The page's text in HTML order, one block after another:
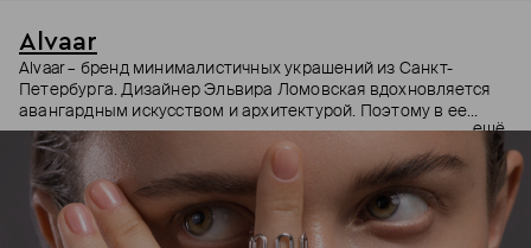
Alvaar
Alvaar – бренд минималистичных украшений из Санкт-
Петербурга. Дизайнер Эльвира Ломовская вдохновляется
авангардным искусством и архитектурой. Поэтому в ее
коллекциях – простые формы, легкость, эргономичность,
когда нет ничего лишнего. Те самые украшения, которые мы
называем нескучной базой.
ещё